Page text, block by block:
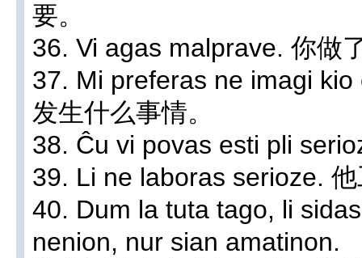
要。
36. Vi agas malprave. 你做
37. Mi preferas ne imagi
发生什么事情。
38. Ĉu vi povas esti pli
39. Li ne laboras serioze.
40. Dum la tuta tago, li
nenion, nur sian amatinon.